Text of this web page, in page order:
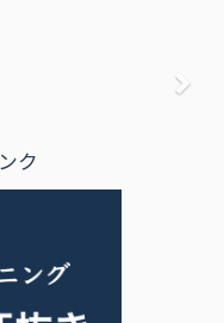
ク